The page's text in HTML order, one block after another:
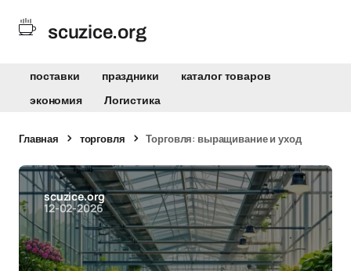
scuzice.org
поставки праздники
каталог товаров
экономия
Логистика
Главная торговля Торговля: выращивание и уход
scuzice.org
12-02-2026